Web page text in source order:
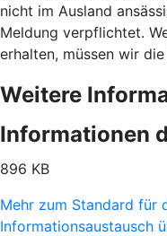
nicht im Ausland
Meldung verpflichtet.
erhalten, müssen wir
Weitere
Informationen
896 KB
Mehr zum Standard für
Informationsaustausch